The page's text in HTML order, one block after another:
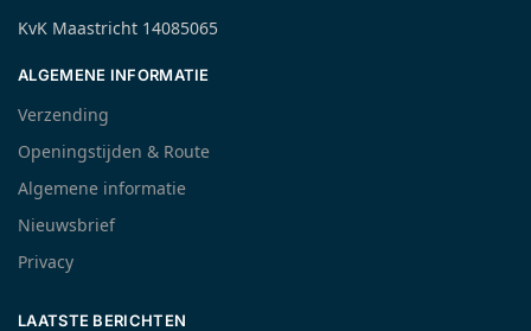
KvK Maastricht 14085065
ALGEMENE INFORMATIE
Verzending
Openingstijden & Route
Algemene informatie
Nieuwsbrief
Privacy
LAATSTE BERICHTEN